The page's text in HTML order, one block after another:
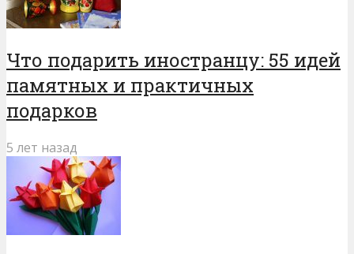
Что подарить иностранцу: 55 идей
памятных и практичных
подарков
5 лет назад